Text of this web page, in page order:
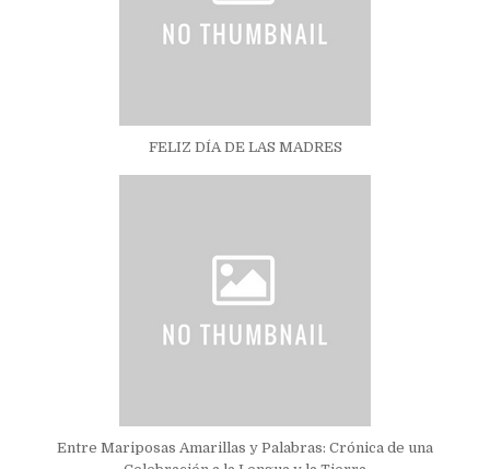
FELIZ DÍA DE LAS MADRES
Entre Mariposas Amarillas y Palabras: Crónica de una